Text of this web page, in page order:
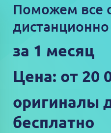
Поможем все
дистанционно
за 1 месяц
Цена: от 20
оригиналы
бесплатно